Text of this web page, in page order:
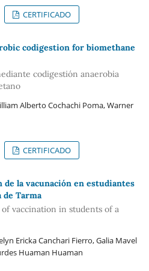
CERTIFICADO
codigestion for biomethane
codigestión anaerobia
Alberto Cochachi Poma, Warner
CERTIFICADO
la vacunación en estudiantes
Tarma
vaccination in students of a
Ericka Canchari Fierro, Galia Mavel
Huaman Huaman